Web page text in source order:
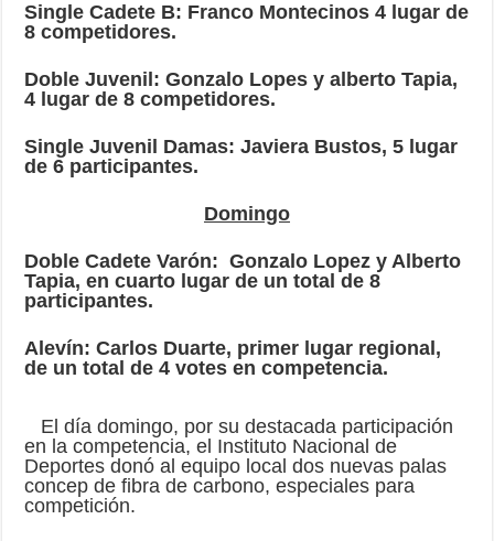
Single Cadete B: Franco Montecinos 4 lugar de
8 competidores.
Doble Juvenil: Gonzalo Lopes y alberto Tapia,
4 lugar de 8 competidores.
Single Juvenil Damas: Javiera Bustos, 5 lugar
de 6 participantes.
Domingo
Doble Cadete Varón: Gonzalo Lopez y Alberto
Tapia, en cuarto lugar de un total de 8
participantes.
Alevín: Carlos Duarte, primer lugar regional,
de un total de 4 votes en competencia.
El día domingo, por su destacada participación
en la competencia, el Instituto Nacional de
Deportes donó al equipo local dos nuevas palas
concep de fibra de carbono, especiales para
competición.